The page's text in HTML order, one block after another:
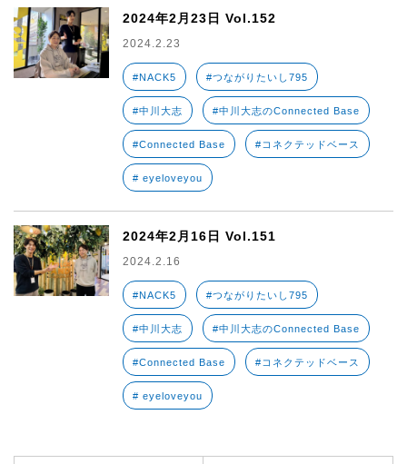
2024年2月23日 Vol.152
2024.2.23
#NACK5 #つながりたいし795
#中川大志 #中川大志のConnected Base
#Connected Base #コネクテッドベース
# eyeloveyou
2024年2月16日 Vol.151
2024.2.16
#NACK5 #つながりたいし795
#中川大志 #中川大志のConnected Base
#Connected Base #コネクテッドベース
# eyeloveyou